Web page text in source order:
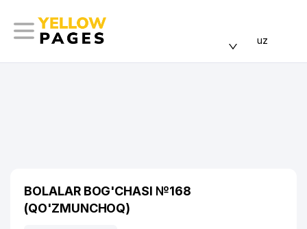
uz
BOLALAR BOG'CHASI №168
(QO'ZMUNCHOQ)